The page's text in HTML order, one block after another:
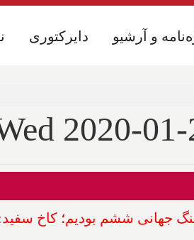
دایرکتوری و آرشیو دایرکتوری و آرشیو
جهانی ششم بودیم؛ کاخ